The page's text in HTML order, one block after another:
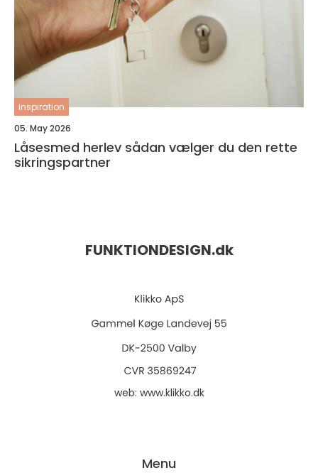
inspiration
05. May 2026
Låsesmed herlev sådan vælger du den rette
sikringspartner
FUNKTIONDESIGN.dk
web: www.klikko.dk
Menu